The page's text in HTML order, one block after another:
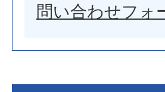
問い合わせフォ